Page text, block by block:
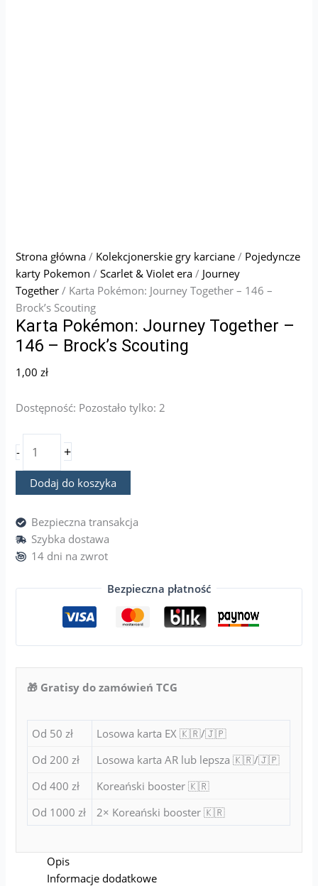
Strona główna / Kolekcjonerskie gry karciane / Pojedyncze
karty Pokemon /Scarlet & Violet era / Journey
Together / Karta Pokémon: Journey Together – 146 –
Brock’s Scouting
Karta Pokémon: Journey Together –
146 – Brock’s Scouting
1,00zł
Dostępność: Pozostało tylko: 2
- +
Dodaj do koszyka
Bezpieczna transakcja
Szybka dostawa
14 dni na zwrot
Bezpieczna płatność
🎁 Gratisy do zamówień TCG
Od 50 zł
Losowa karta EX 🇰🇷/🇯🇵
Od 200 zł
Losowa karta AR lub lepsza 🇰🇷/🇯🇵
Od 400 zł
Koreański booster 🇰🇷
Od 1000 zł
2× Koreański booster 🇰🇷
Opis
Informacje dodatkowe